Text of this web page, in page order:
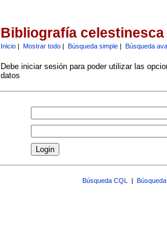
Bibliografía celestinesca
Inicio| Mostrar todo| Búsqueda simple| Búsqueda
Debe iniciar sesión para poder utilizar las
datos
Búsqueda CQL |